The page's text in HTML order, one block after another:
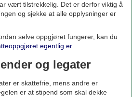
vært tilstrekkelig. Det er derfor viktig å
og sjekke at alle opplysninger er
selve oppgjøret fungerer, kan du
egentlig er.
og legater
er skattefrie, mens andre er
er at stipend som skal dekke